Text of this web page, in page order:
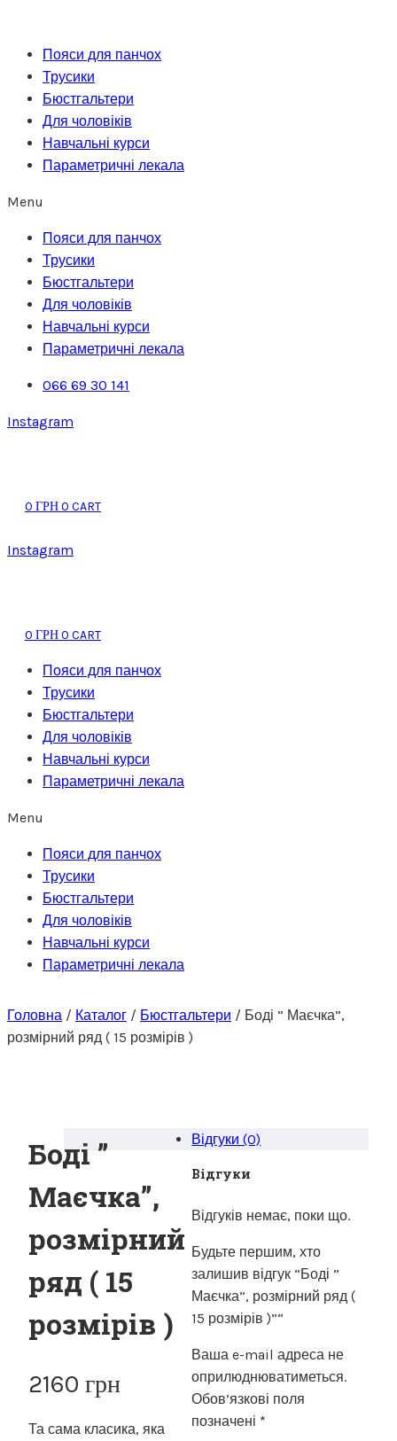
вмістуПояси для панчох
Трусики
Бюстгальтери
Для чоловіків
Навчальні курси
Параметричні лекала
Menu
Пояси для панчох
Трусики
Бюстгальтери
Для чоловіків
Навчальні курси
Параметричні лекала
066 69 30 141
Instagram
0 ГРН 0 CART
Instagram
0 ГРН 0 CART
Пояси для панчох
Трусики
Бюстгальтери
Для чоловіків
Навчальні курси
Параметричні лекала
Menu
Пояси для панчох
Трусики
Бюстгальтери
Для чоловіків
Навчальні курси
Параметричні лекала
Головна / Каталог / Бюстгальтери / Боді ” Маєчка”,
розмірний ряд ( 15 розмірів )
Боді ”
Маєчка”,
розмірний
ряд ( 15
розмірів )
2160 грн
Та сама класика, яка
Відгуки (0)
Відгуки
Відгуків немає, поки що.
Будьте першим, хто
залишив відгук “Боді ”
Маєчка”, розмірний ряд (
15 розмірів )”“
Ваша e-mail адреса не
оприлюднюватиметься.
Обов’язкові поля
позначені *